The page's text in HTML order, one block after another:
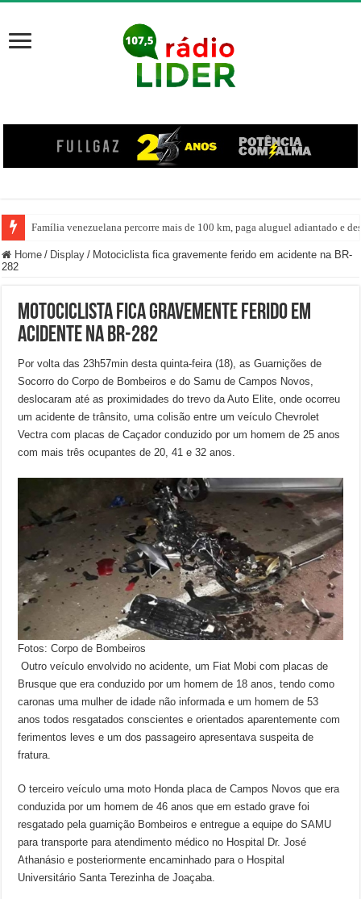
Família venezuelana percorre mais de 100 km, paga aluguel adiantado e
Home / Display / Motociclista fica gravemente ferido em acidente na BR-
282
Motociclista fica gravemente ferido em
acidente na BR-282
Por volta das 23h57min desta quinta-feira (18), as Guarnições de
Socorro do Corpo de Bombeiros e do Samu de Campos Novos,
deslocaram até as proximidades do trevo da Auto Elite, onde ocorreu
um acidente de trânsito, uma colisão entre um veículo Chevrolet
Vectra com placas de Caçador conduzido por um homem de 25 anos
com mais três ocupantes de 20, 41 e 32 anos.
Fotos: Corpo de Bombeiros
Outro veículo envolvido no acidente, um Fiat Mobi com placas de
Brusque que era conduzido por um homem de 18 anos, tendo como
caronas uma mulher de idade não informada e um homem de 53
anos todos resgatados conscientes e orientados aparentemente com
ferimentos leves e um dos passageiro apresentava suspeita de
fratura.
O terceiro veículo uma moto Honda placa de Campos Novos que era
conduzida por um homem de 46 anos que em estado grave foi
resgatado pela guarnição Bombeiros e entregue a equipe do SAMU
para transporte para atendimento médico no Hospital Dr. José
Athanásio e posteriormente encaminhado para o Hospital
Universitário Santa Terezinha de Joaçaba.